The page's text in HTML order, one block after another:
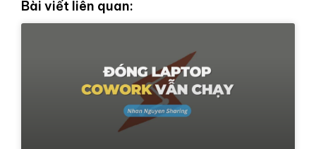
Bài viết liên quan: